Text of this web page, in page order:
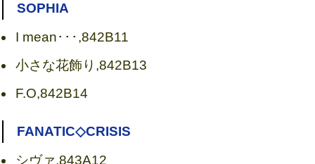
SOPHIA
I mean･･･,842B11
小さな花飾り,842B13
F.O,842B14
FANATIC◇CRISIS
シヴァ,843A12